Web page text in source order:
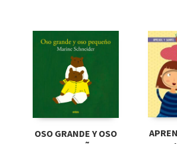
OSO GRANDE Y OSO